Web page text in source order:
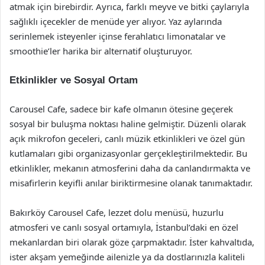
atmak için birebirdir. Ayrıca, farklı meyve ve bitki çaylarıyla
sağlıklı içecekler de menüde yer alıyor. Yaz aylarında
serinlemek isteyenler içinse ferahlatıcı limonatalar ve
smoothie’ler harika bir alternatif oluşturuyor.
Etkinlikler ve Sosyal Ortam
Carousel Cafe, sadece bir kafe olmanın ötesine geçerek
sosyal bir buluşma noktası haline gelmiştir. Düzenli olarak
açık mikrofon geceleri, canlı müzik etkinlikleri ve özel gün
kutlamaları gibi organizasyonlar gerçekleştirilmektedir. Bu
etkinlikler, mekanın atmosferini daha da canlandırmakta ve
misafirlerin keyifli anılar biriktirmesine olanak tanımaktadır.
Bakırköy Carousel Cafe, lezzet dolu menüsü, huzurlu
atmosferi ve canlı sosyal ortamıyla, İstanbul’daki en özel
mekanlardan biri olarak göze çarpmaktadır. İster kahvaltıda,
ister akşam yemeğinde ailenizle ya da dostlarınızla kaliteli